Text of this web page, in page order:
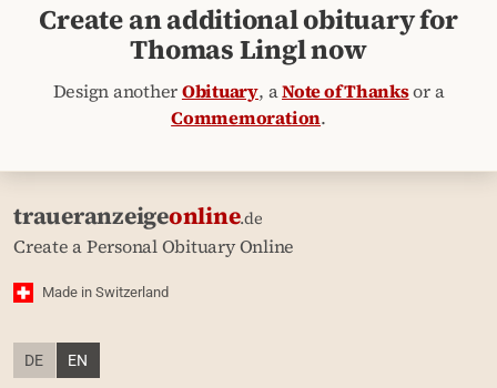
Create an additional obituary for
Thomas Lingl now
Design anotherObituary, aNote of Thanksor a
Commemoration.
traueranzeigeonline.de
Create a Personal Obituary Online
Made in Switzerland
DE EN